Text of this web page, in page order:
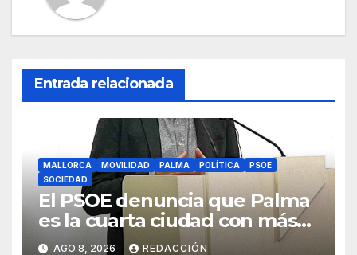
Entrada relacionada
MALLORCA MOVILIDAD PALMA POLÍTICA
PSOE
SOCIEDAD
El PSOE denuncia que Palma
es la cuarta ciudad con más
atascos por el «fracaso» de
AGO 8, 2026 REDACCIÓN